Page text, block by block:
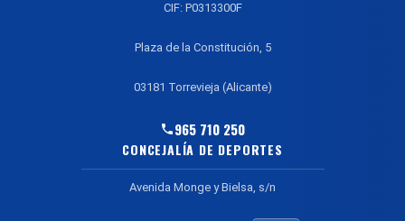
CIF: P0313300F
Plaza de la Constitución, 5
03181 Torrevieja (Alicante)
965 710 250
CONCEJALÍA DE DEPORTES
Avenida Monge y Bielsa, s/n